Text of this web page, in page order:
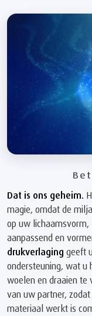
Dat is ons geheim.
magie, omdat de
op uw
aanpassend en
drukverlaging geeft
ondersteuning, wat u
woelen en draaien te
van uw partner,
materiaal werkt is